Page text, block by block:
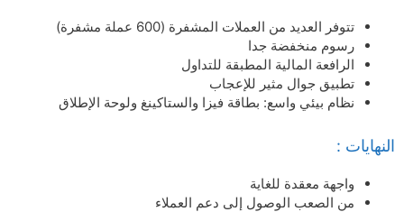
تتوفر العديد من العملات المشفرة (600 عملة مشفرة)
رسوم منخفضة جدا
الرافعة المالية المطبقة للتداول
تطبيق جوال مثير للإعجاب
نظام بيئي واسع: بطاقة فيزا والستاكينغ ولوحة الإطلاق
النهايات :
واجهة معقدة للغاية
من الصعب الوصول إلى دعم العملاء